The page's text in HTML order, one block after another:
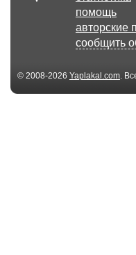
помощь
авторские
сообщить
© 2008-2026 Yaplakal.com.